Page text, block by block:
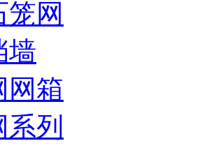
笼网
墙
网箱
列